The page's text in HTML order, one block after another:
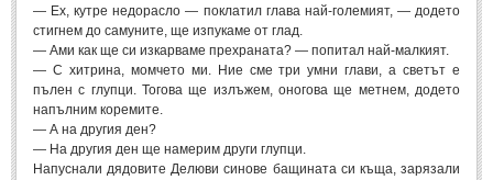
Автори на Разкази
Басни (2)
Автори на Басни
ПРИКАЗКИ
— Ех, кутре недорасло — поклатил глава най-големият, — додето
стигнем до самуните, ще изпукаме от глад.
— Ами как ще си изкарваме прехраната? — попитал най-малкият.
— С хитрина, момчето ми. Ние сме три умни глави, а светът е
пълен с глупци. Тогова ще излъжем, оногова ще метнем, додето
напълним коремите.
— А на другия ден?
— На другия ден ще намерим други глупци.
Напуснали дядовите Делюви синове бащината си къща, зарязали